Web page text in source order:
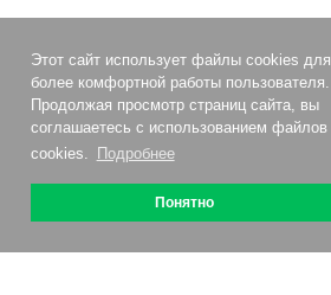
Этот сайт использует файлы cookies для
более комфортной работы пользователя.
Продолжая просмотр страниц сайта, вы
соглашаетесь с использованием файлов
cookies.
Подробнее
Понятно